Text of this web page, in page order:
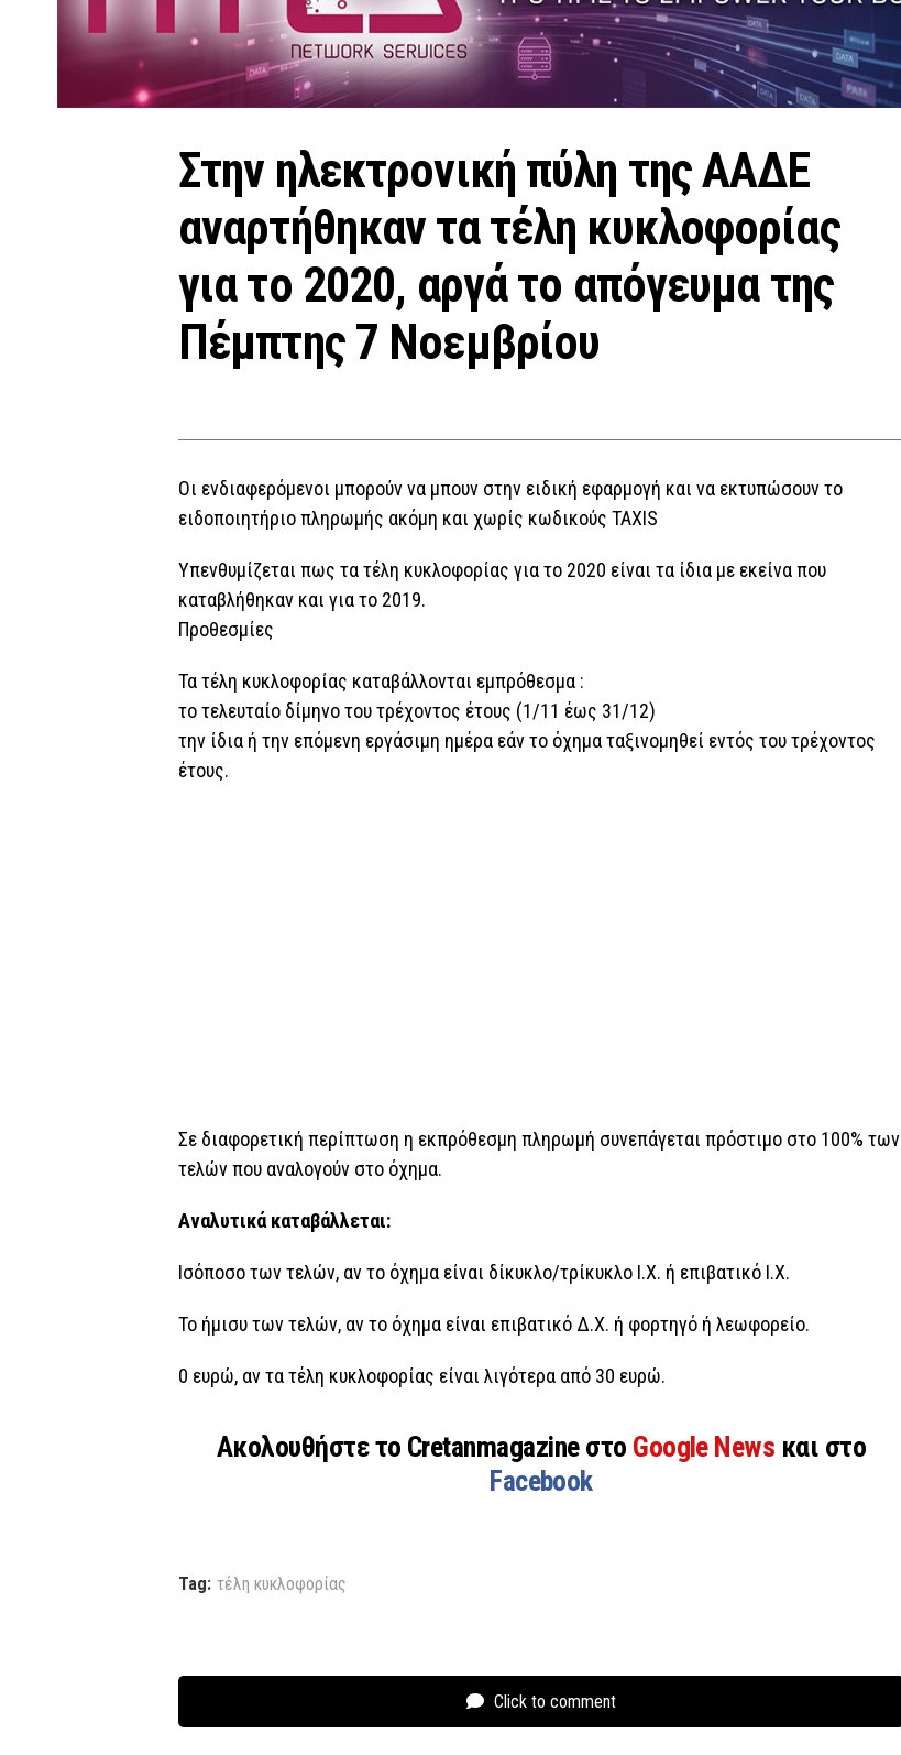
Στην ηλεκτρονική πύλη της ΑΑΔΕ
αναρτήθηκαν τα τέλη κυκλοφορίας
για το 2020, αργά το απόγευμα της
Πέμπτης 7 Νοεμβρίου
Οι ενδιαφερόμενοι μπορούν να μπουν στην ειδική εφαρμογή και να εκτυπώσουν το
ειδοποιητήριο πληρωμής ακόμη και χωρίς κωδικούς TAXIS
Υπενθυμίζεται πως τα τέλη κυκλοφορίας για το 2020 είναι τα ίδια με εκείνα που
καταβλήθηκαν και για το 2019.
Προθεσμίες
Τα τέλη κυκλοφορίας καταβάλλονται εμπρόθεσμα :
το τελευταίο δίμηνο του τρέχοντος έτους (1/11 έως 31/12)
την ίδια ή την επόμενη εργάσιμη ημέρα εάν το όχημα ταξινομηθεί εντός του τρέχοντος
έτους.
Σε διαφορετική περίπτωση η εκπρόθεσμη πληρωμή συνεπάγεται πρόστιμο στο 100% των
τελών που αναλογούν στο όχημα.
Αναλυτικά καταβάλλεται:
Ισόποσο των τελών, αν το όχημα είναι δίκυκλο/τρίκυκλο Ι.Χ. ή επιβατικό Ι.Χ.
Το ήμισυ των τελών, αν το όχημα είναι επιβατικό Δ.Χ. ή φορτηγό ή λεωφορείο.
0 ευρώ, αν τα τέλη κυκλοφορίας είναι λιγότερα από 30 ευρώ.
Ακολουθήστε το Cretanmagazine στο Google News και στο
Facebook
Tag: τέλη κυκλοφορίας
Click to comment